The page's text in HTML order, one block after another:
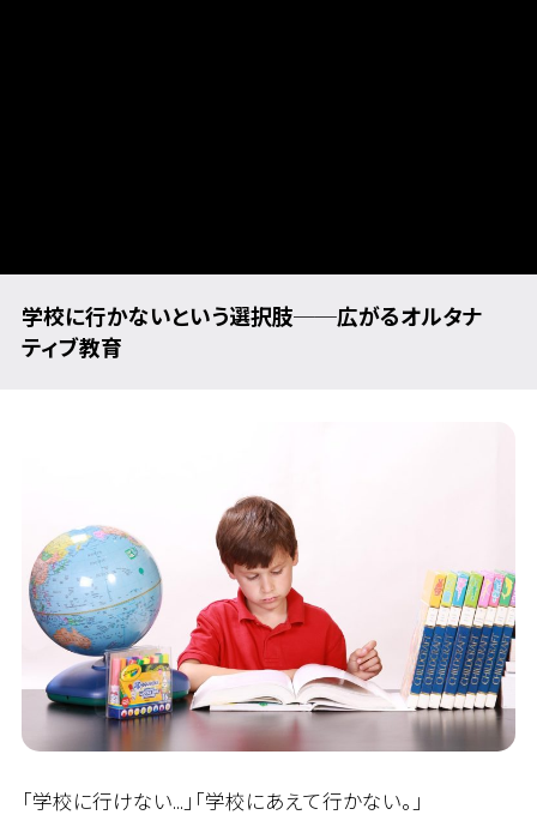
学校に行かないという選択肢──広がるオルタナ
ティブ教育
「学校に行けない…」「学校にあえて行かない。」